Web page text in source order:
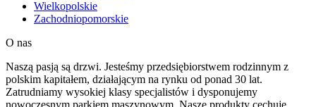
Wielkopolskie
Zachodniopomorskie
O nas
Naszą pasją są drzwi. Jesteśmy przedsiębiorstwem rodzinnym z
polskim kapitałem, działającym na rynku od ponad 30 lat.
Zatrudniamy wysokiej klasy specjalistów i dysponujemy
nowoczesnym parkiem maszynowym. Nasze produkty cechuje